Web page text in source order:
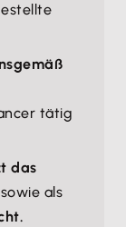
tätig
das
als